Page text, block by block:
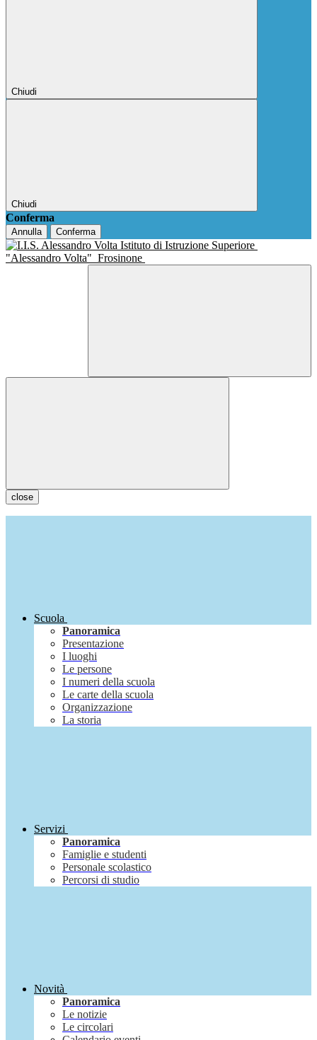
Chiudi
Chiudi
Conferma
Annulla Conferma
Istituto di Istruzione Superiore
"Alessandro Volta" Frosinone
close
Scuola
Panoramica
Presentazione
I luoghi
Le persone
I numeri della scuola
Le carte della scuola
Organizzazione
La storia
Servizi
Panoramica
Famiglie e studenti
Personale scolastico
Percorsi di studio
Novità
Panoramica
Le notizie
Le circolari